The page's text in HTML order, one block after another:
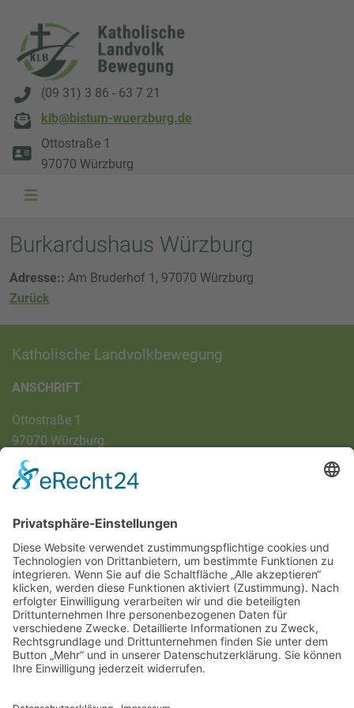
(09 31) 3 86 - 63 7 21
klb@bistum-wuerzburg.de
Ottostraße 1
97070 Würzburg
Burkardushaus Würzburg
Adresse:: Am Bruderhof 1, 97070 Würzburg
Zurück
Katholische Landvolkbewegung
ANSCHRIFT
Ottostraße 1
97070 Würzburg
DIREKT-KONTAKT
E-Mail:klb@bistum-wuerzburg.de